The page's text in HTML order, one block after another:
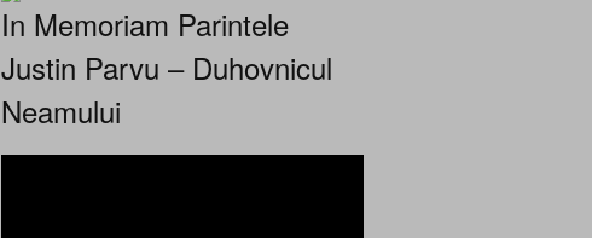
In Memoriam Parintele
Justin Parvu – Duhovnicul
Neamului